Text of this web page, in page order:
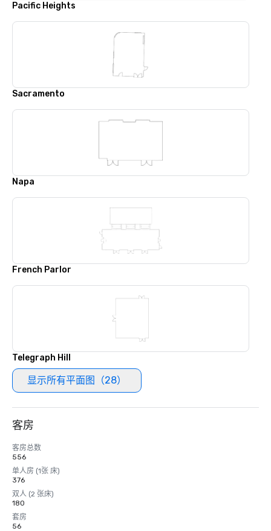
Pacific Heights
Sacramento
Napa
French Parlor
Telegraph Hill
显示所有平面图（28）
客房
客房总数
556
单人房 (1张 床)
376
双人 (2 张床)
180
套房
56